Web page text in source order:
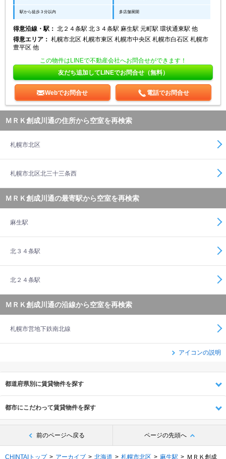
駅から徒歩３分以内 多店舗展開
得意沿線・駅： 北２４条駅 北３４条駅 麻生駅 元町駅 環状通東駅 他
得意エリア： 札幌市北区 札幌市東区 札幌市中央区 札幌市白石区 札幌市
豊平区 他
この物件はLINEで不動産会社へお問合せができます！
友だち追加してLINEでお問合せ（無料）
Webでお問合せ 電話でお問合せ
ＭＲＫ創成川通の住所から空室を再検索
札幌市北区
札幌市北区北三十三条西
ＭＲＫ創成川通の最寄駅から空室を再検索
麻生駅
北３４条駅
北２４条駅
ＭＲＫ創成川通の沿線から空室を再検索
札幌市営地下鉄南北線
アイコンの説明
都道府県別に賃貸物件を探す
都市にこだわって賃貸物件を探す
前のページへ戻る ページの先頭へ
CHINTAIトップ アーカイブ 北海道 札幌市北区 麻生駅 ＭＲＫ創成